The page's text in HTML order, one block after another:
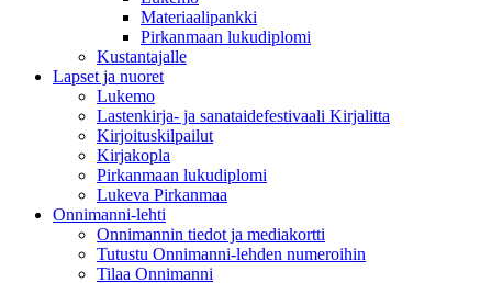
Materiaalipankki
Pirkanmaan lukudiplomi
Kustantajalle
Lapset ja nuoret
Lukemo
Lastenkirja- ja sanataidefestivaali Kirjalitta
Kirjoituskilpailut
Kirjakopla
Pirkanmaan lukudiplomi
Lukeva Pirkanmaa
Onnimanni-lehti
Onnimannin tiedot ja mediakortti
Tutustu Onnimanni-lehden numeroihin
Tilaa Onnimanni